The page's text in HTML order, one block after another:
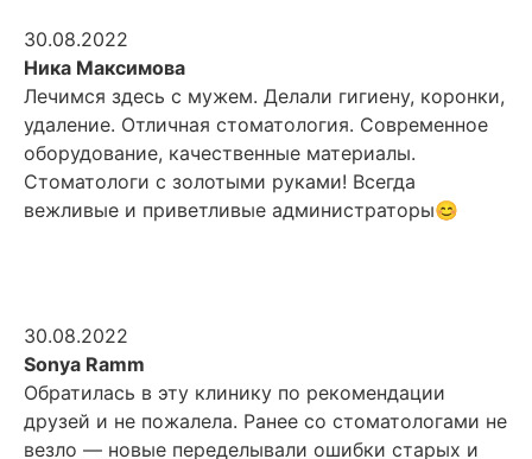
30.08.2022
Ника Максимова
Лечимся здесь с мужем. Делали гигиену, коронки,
удаление. Отличная стоматология. Современное
оборудование, качественные материалы.
Стоматологи с золотыми руками! Всегда
вежливые и приветливые администраторы😊
30.08.2022
Sonya Ramm
Обратилась в эту клинику по рекомендации
друзей и не пожалела. Ранее со стоматологами не
везло — новые переделывали ошибки старых и